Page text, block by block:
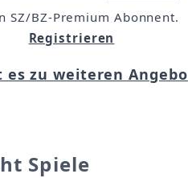
Spiele
SZ/BZ-Premium Abonnent.
Registrieren
es zu weiteren